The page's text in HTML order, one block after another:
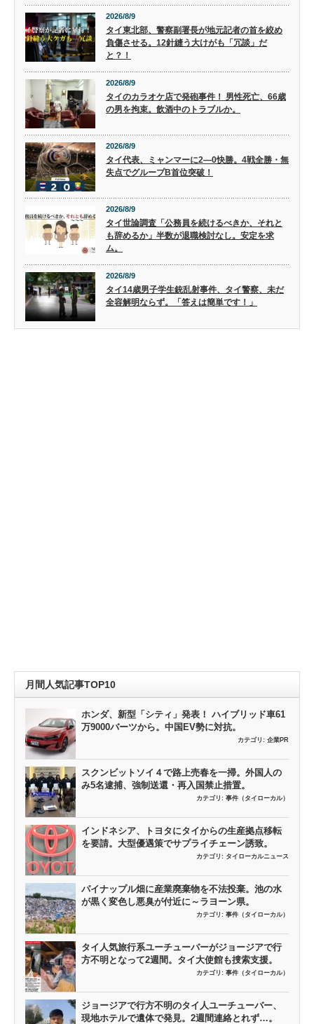
2026/8/9
タイ東北部、警察副署長が地元記者の首を絞め
負傷させる。12針縫う大けがも「冗談」だ
と？！
2026/8/9
タイのカラオケ店で発砲事件！ 男性死亡、66歳
の男を拘束。飲酒中のトラブルか。
2026/8/9
タイ代表、ミャンマーに2―0快勝。4戦全勝・無
失点でグループB首位突破！
2026/8/9
タイ世論調査「公務員を続けるべきか、それと
も辞めるか」半数が退職検討なし。安定を求
ム。
2026/8/9
タイ14歳男子学生銃乱射事件、タイ警察、未だ
全容解明ならず。「答えは簡単です！」
月間人気記事TOP10
ホンダ、新型「シティ」発表！ ハイブリッド車61
万9000バーツから。中国EV勢に対抗。
カテゴリ: 企業PR
スクンビットソイ４で路上売春を一掃。外国人の
み5名逮捕、強制送還・再入国禁止措置。
カテゴリ: 事件（タイローカル）
インドネシア、トヨタにタイからの生産拠点移転
を要請。大型優遇策でサプライチェーン誘致。
カテゴリ: タイローカルニュース
パイナップル畑に産業廃棄物を不法投棄。池の水
が黒く変色し悪臭が付近に～ラヨーン県。
カテゴリ: 事件（タイローカル）
タイ人気旅行系ユーチューバーがジョージアで行
方不明となって2週間。タイ大使館も捜索支援。
カテゴリ: 事件（タイローカル）
ジョージアで行方不明のタイ人ユーチューバー、
現地ホテルで遺体で発見。2週間連絡とれず…。